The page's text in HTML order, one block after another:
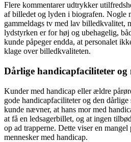
Flere kommentarer udtrykker
af billedet og lyden i biografen. Nogle
gammeldags tv med lav billedkvalitet,
lydstyrken er for høj og ubehagelig,
kunde påpeger endda, at personalet
klage over billedkvaliteten.
Dårlige handicapfaciliteter og
Kunder med handicap eller ældre
gode handicapfaciliteter og den
kunde nævner, at hans mor med
at få en ledsagerbillet, og at ingen
op ad trapperne. Dette viser en
mennesker med handicap.